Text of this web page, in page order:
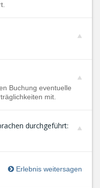
Buchung eventuelle
mit.
durchgeführt:
Erlebnis weitersagen